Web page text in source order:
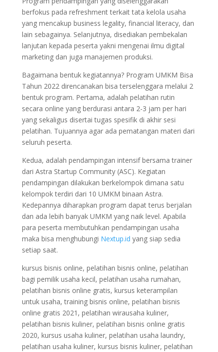
berfokus pada refreshment terkait tata kelola usaha
yang mencakup business legality, financial literacy, dan
lain sebagainya. Selanjutnya, disediakan pembekalan
lanjutan kepada peserta yakni mengenai ilmu digital
marketing dan juga manajemen produksi.
Bagaimana bentuk kegiatannya? Program UMKM Bisa
Tahun 2022 direncanakan bisa terselenggara melalui 2
bentuk program. Pertama, adalah pelatihan rutin
secara online yang berdurasi antara 2-3 jam per hari
yang sekaligus disertai tugas spesifik di akhir sesi
pelatihan. Tujuannya agar ada pematangan materi dari
seluruh peserta.
Kedua, adalah pendampingan intensif bersama trainer
dari Astra Startup Community (ASC). Kegiatan
pendampingan dilakukan berkelompok dimana satu
kelompok terdiri dari 10 UMKM binaan Astra.
Kedepannya diharapkan program dapat terus berjalan
dan ada lebih banyak UMKM yang naik level. Apabila
para peserta membutuhkan pendampingan usaha
maka bisa menghubungi Nextup.id yang siap sedia
setiap saat.
kursus bisnis online, pelatihan bisnis online, pelatihan
bagi pemilik usaha kecil, pelatihan usaha rumahan,
pelatihan bisnis online gratis, kursus keterampilan
untuk usaha, training bisnis online, pelatihan bisnis
online gratis 2021, pelatihan wirausaha kuliner,
pelatihan bisnis kuliner, pelatihan bisnis online gratis
2020, kursus usaha kuliner, pelatihan usaha laundry,
pelatihan usaha kuliner, kursus bisnis kuliner, pelatihan